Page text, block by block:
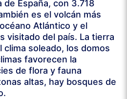
de España, con 3.718
es el volcán más
Atlántico y el
visitado del país. La tierra
clima soleado, los domos
favorecen la
de flora y fauna
altas, hay bosques de